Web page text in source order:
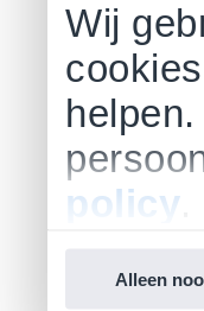
Wij
policy
Alleen